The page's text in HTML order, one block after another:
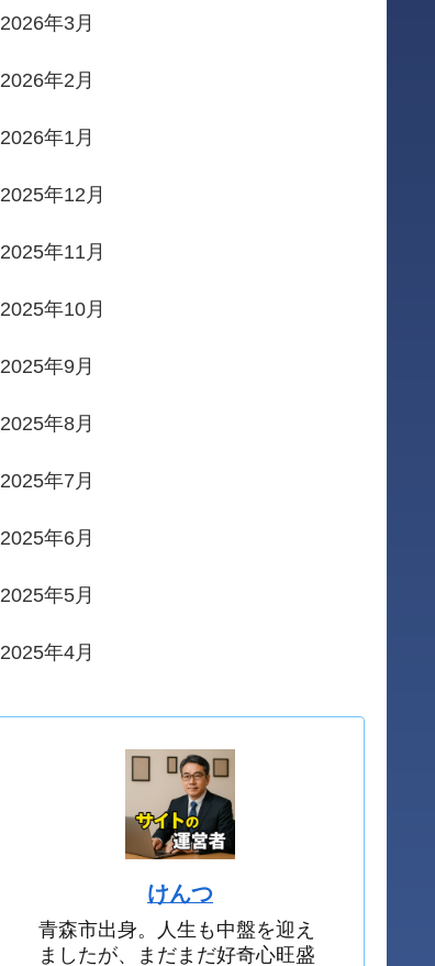
2026年3月
2026年2月
2026年1月
2025年12月
2025年11月
2025年10月
2025年9月
2025年8月
2025年7月
2025年6月
2025年5月
2025年4月
けんつ
青森市出身。人生も中盤を迎え
ましたが、まだまだ好奇心旺盛